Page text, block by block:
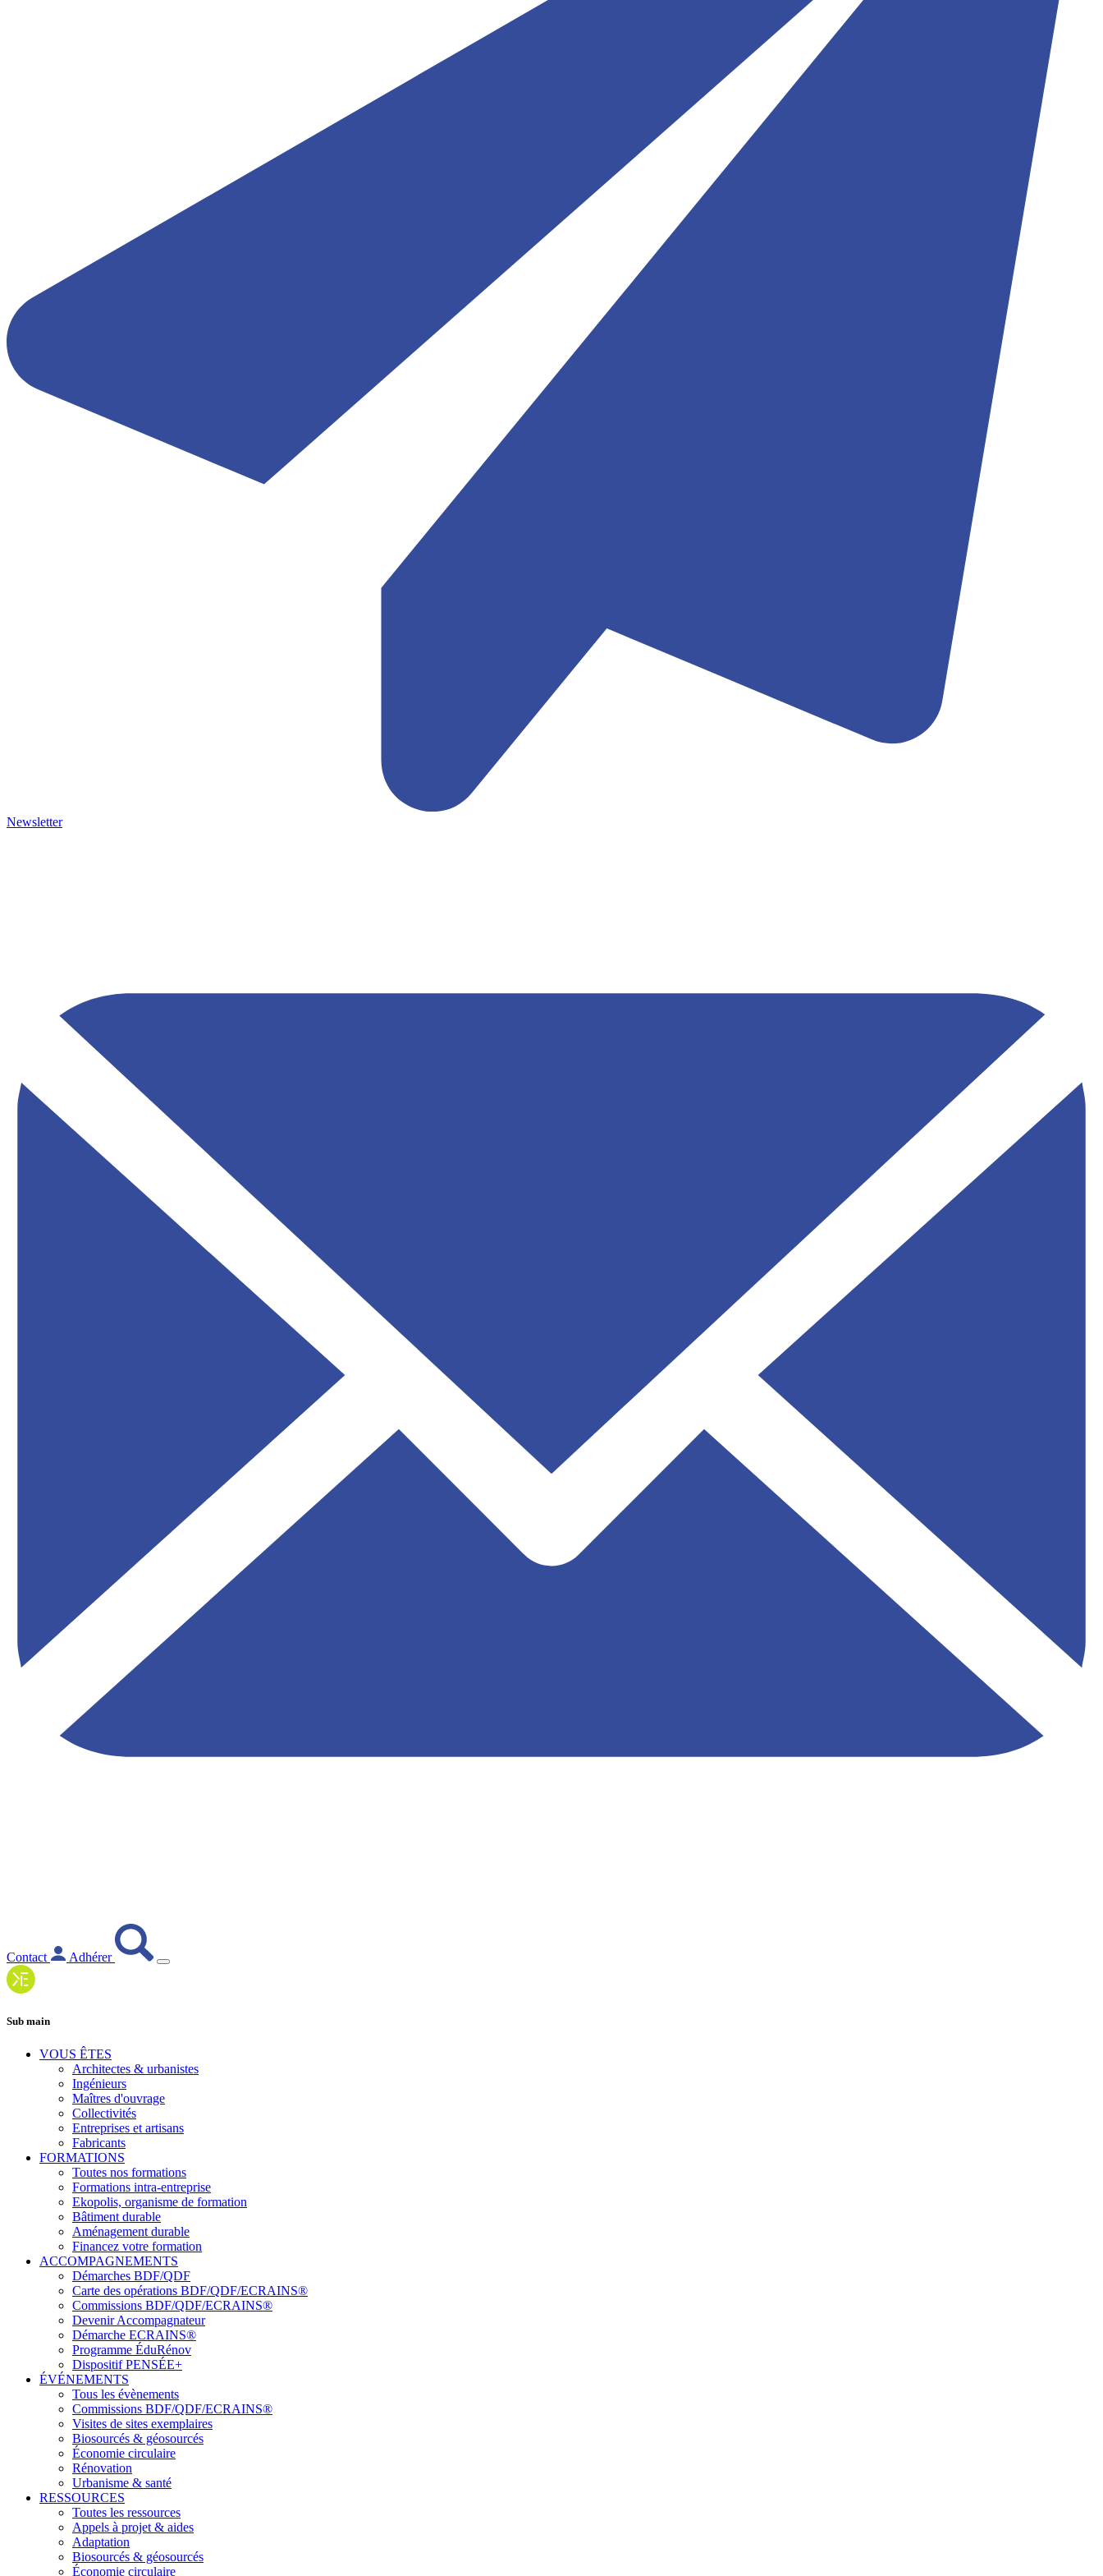
Newsletter
Contact Adhérer
Sub main
VOUS ÊTES
Architectes & urbanistes
Ingénieurs
Maîtres d'ouvrage
Collectivités
Entreprises et artisans
Fabricants
FORMATIONS
Toutes nos formations
Formations intra-entreprise
Ekopolis, organisme de formation
Bâtiment durable
Aménagement durable
Financez votre formation
ACCOMPAGNEMENTS
Démarches BDF/QDF
Carte des opérations BDF/QDF/ECRAINS®
Commissions BDF/QDF/ECRAINS®
Devenir Accompagnateur
Démarche ECRAINS®
Programme ÉduRénov
Dispositif PENSÉE+
ÉVÉNEMENTS
Tous les évènements
Commissions BDF/QDF/ECRAINS®
Visites de sites exemplaires
Biosourcés & géosourcés
Économie circulaire
Rénovation
Urbanisme & santé
RESSOURCES
Toutes les ressources
Appels à projet & aides
Adaptation
Biosourcés & géosourcés
Économie circulaire